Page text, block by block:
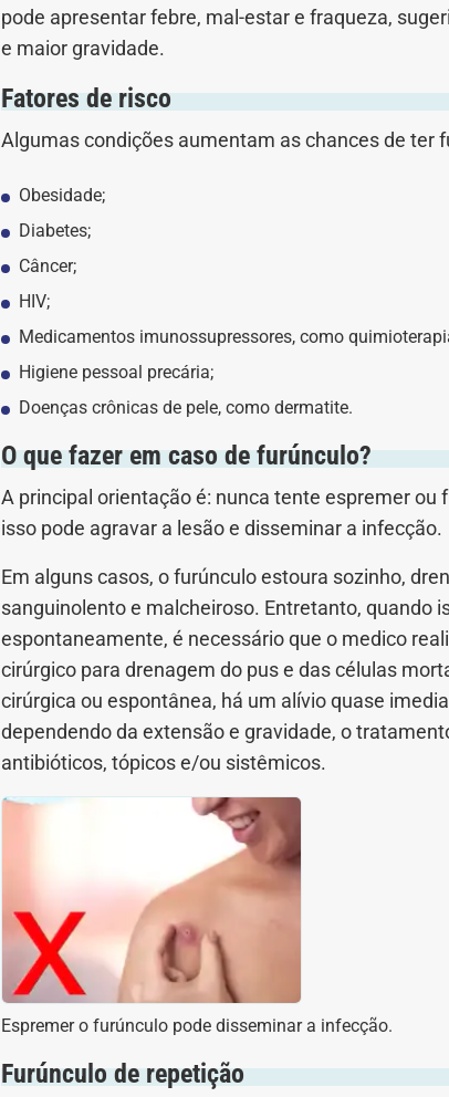
pode apresentar febre, mal-estar e fraqueza,
e maior gravidade.
Fatores de risco
Algumas condições aumentam as chances de ter
Obesidade;
Diabetes;
Câncer;
HIV;
Medicamentos imunossupressores, como
Higiene pessoal precária;
Doenças crônicas de pele, como dermatite.
O que fazer em caso de furúnculo?
A principal orientação é: nunca tente espremer ou
isso pode agravar a lesão e disseminar a infecção.
Em alguns casos, o furúnculo estoura sozinho,
sanguinolento e malcheiroso. Entretanto, quando
espontaneamente, é necessário que o medico
cirúrgico para drenagem do pus e das células
cirúrgica ou espontânea, há um alívio quase
dependendo da extensão e gravidade, o
antibióticos, tópicos e/ou sistêmicos.
Espremer o furúnculo pode disseminar a infecção.
Furúnculo de repetição